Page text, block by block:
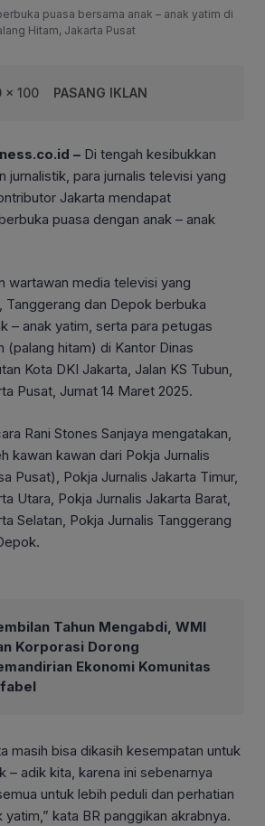
puasa bersama anak – anak yatim di
Hitam, Jakarta Pusat
x 100 PASANG IKLAN
– Di tengah kesibukkan
jurnalistik, para jurnalis televisi yang
Jakarta mendapat
puasa dengan anak – anak
wartawan media televisi yang
Tanggerang dan Depok berbuka
– anak yatim, serta para petugas
(palang hitam) di Kantor Dinas
Kota DKI Jakarta, Jalan KS Tubun,
Pusat, Jumat 14 Maret 2025.
Rani Stones Sanjaya mengatakan,
kawan kawan dari Pokja Jurnalis
Pusat), Pokja Jurnalis Jakarta Timur,
Utara, Pokja Jurnalis Jakarta Barat,
Selatan, Pokja Jurnalis Tanggerang
Tahun Mengabdi, WMI
Korporasi Dorong
Ekonomi Komunitas
masih bisa dikasih kesempatan untuk
– adik kita, karena ini sebenarnya
untuk lebih peduli dan perhatian
yatim,” kata BR panggikan akrabnya.